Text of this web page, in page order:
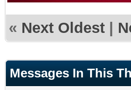
« Next Oldest |
Messages In This